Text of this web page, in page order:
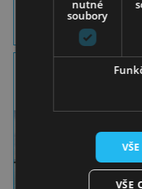
Exkluzivní resort u pláže
The Westin 5*
nutné
soubory
VŠE